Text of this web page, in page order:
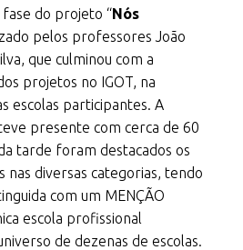
fase do projeto “Nós
pelos professores João
que culminou com a
projetos no IGOT, na
escolas participantes. A
presente com cerca de 60
tarde foram destacados os
nas diversas categorias, tendo
com um MENÇÃO
escola profissional
de dezenas de escolas.